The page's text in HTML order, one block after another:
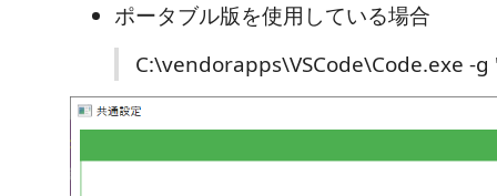
ポータブル版を使用している場合
C:\vendorapps\VSCode\Code.exe -